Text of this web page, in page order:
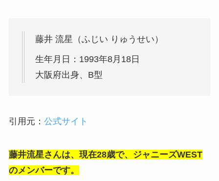
藤井 流星（ふじい りゅうせい）
生年月日：1993年8月18日
大阪府出身、B型
引用元： 公式サイト
藤井流星さんは、現在28歳で、ジャニーズWEST
のメンバーです。